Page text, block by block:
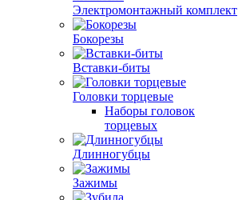
Электромонтажный комплект
Бокорезы
Вставки-биты
Головки торцевые
Наборы головок
торцевых
Длинногубцы
Зажимы